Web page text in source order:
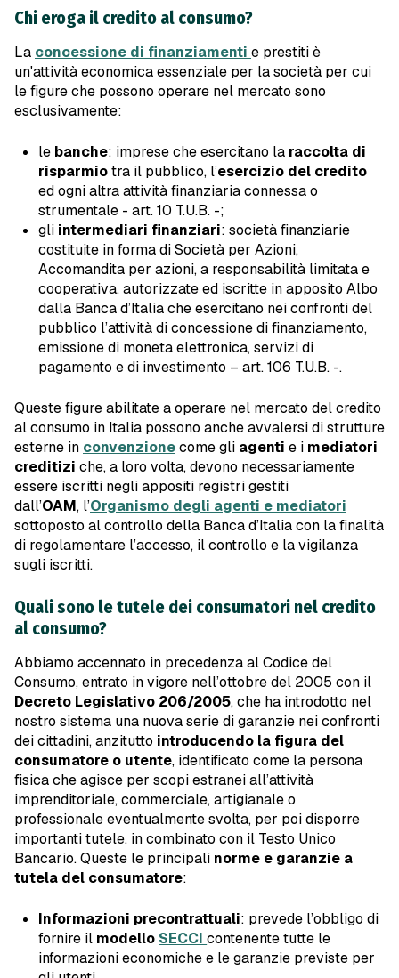
Chi eroga il credito al consumo?
La concessione di finanziamenti e prestiti è
un'attività economica essenziale per la società per cui
le figure che possono operare nel mercato sono
esclusivamente:
le banche: imprese che esercitano la raccolta di
risparmiotra il pubblico, l’esercizio del credito
ed ogni altra attività finanziaria connessa o
strumentale - art. 10 T.U.B. -;
gli intermediari finanziari: società finanziarie
costituite in forma di Società per Azioni,
Accomandita per azioni, a responsabilità limitata e
cooperativa, autorizzate ed iscritte in apposito Albo
dalla Banca d’Italia che esercitano nei confronti del
pubblico l’attività di concessione di finanziamento,
emissione di moneta elettronica, servizi di
pagamento e di investimento – art. 106 T.U.B. -.
Queste figure abilitate a operare nel mercato del credito
al consumo in Italia possono anche avvalersi di strutture
esterne in convenzionecome gli agenti e i mediatori
creditizi che, a loro volta, devono necessariamente
essere iscritti negli appositi registri gestiti
dall’OAM, l’Organismo degli agenti e mediatori
sottoposto al controllo della Banca d’Italia con la finalità
di regolamentare l’accesso, il controllo e la vigilanza
sugli iscritti.
Quali sono le tutele dei consumatori nel credito
al consumo?
Abbiamo accennato in precedenza al Codice del
Consumo, entrato in vigore nell’ottobre del 2005 con il
Decreto Legislativo 206/2005, che ha introdotto nel
nostro sistema una nuova serie di garanzie nei confronti
dei cittadini, anzitutto introducendo la figura del
consumatore o utente, identificato come la persona
fisica che agisce per scopi estranei all’attività
imprenditoriale, commerciale, artigianale o
professionale eventualmente svolta, per poi disporre
importanti tutele, in combinato con il Testo Unico
Bancario. Queste le principali norme e garanzie a
tutela del consumatore:
Informazioni precontrattuali: prevede l’obbligo di
fornire il modello SECCIcontenente tutte le
informazioni economiche e le garanzie previste per